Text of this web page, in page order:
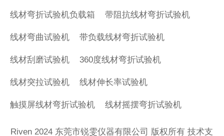
线材弯折试验机负载箱 带阻抗线材弯折试验机
线材弯曲试验机 带负载线材弯折试验机
线材刮磨试验机 360度线材弯折试验机
线材突拉试验机 线材伸长率试验机
触摸屏线材弯折试验机 线材摇摆弯折试验机
Riven 2024 东莞市锐雯仪器有限公司 版权所有 技术支